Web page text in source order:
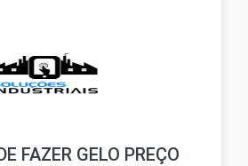
FAZER GELO PREÇO